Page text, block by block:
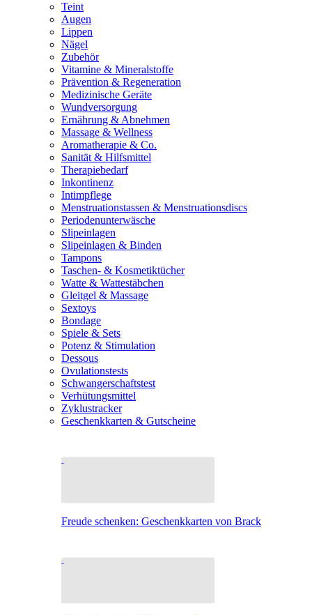
Teint
Augen
Lippen
Nägel
Zubehör
Vitamine & Mineralstoffe
Prävention & Regeneration
Medizinische Geräte
Wundversorgung
Ernährung & Abnehmen
Massage & Wellness
Aromatherapie & Co.
Sanität & Hilfsmittel
Therapiebedarf
Inkontinenz
Intimpflege
Menstruationstassen & Menstruationsdiscs
Periodenunterwäsche
Slipeinlagen
Slipeinlagen & Binden
Tampons
Taschen- & Kosmetiktücher
Watte & Wattestäbchen
Gleitgel & Massage
Sextoys
Bondage
Spiele & Sets
Potenz & Stimulation
Dessous
Ovulationstests
Schwangerschaftstest
Verhütungsmittel
Zyklustracker
Geschenkkarten & Gutscheine
Freude schenken: Geschenkkarten von Brack